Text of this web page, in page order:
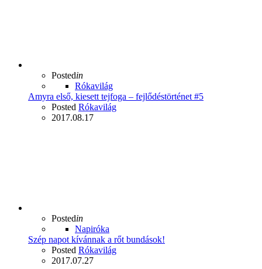
Postedin
Rókavilág
Amyra első, kiesett tejfoga – fejlődéstörténet #5
Posted Rókavilág
2017.08.17
Postedin
Napiróka
Szép napot kívánnak a rőt bundások!
Posted Rókavilág
2017.07.27